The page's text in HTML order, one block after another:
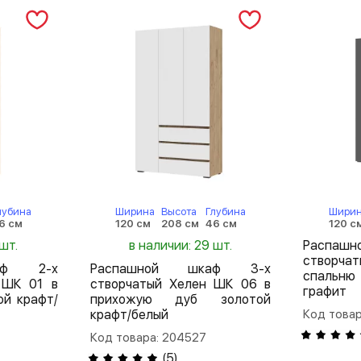
см
2-х
ШК 01 в
крафт/
Ширина
120 см
Высота
208 см
Глубина
46 см
в наличии: 29 шт.
Распашной шкаф 3-х
створчатый Хелен ШК 06 в
прихожую дуб золотой
крафт/белый
Код товара: 204527
120
спальню
графит
Код